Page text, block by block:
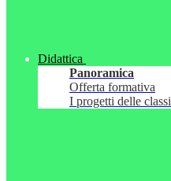
Didattica
Panoramica
Offerta formativa
I progetti delle classi